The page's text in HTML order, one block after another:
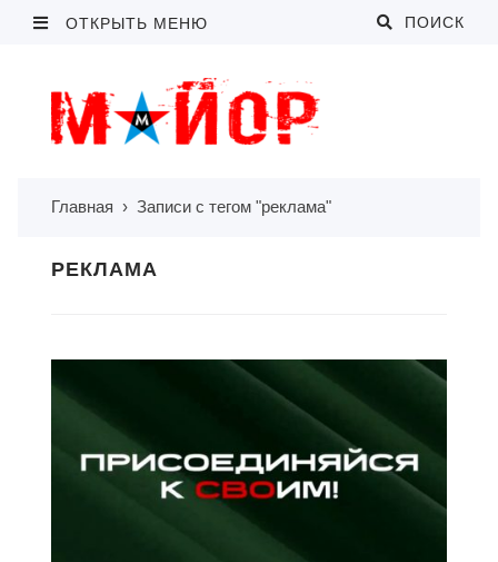
ОТКРЫТЬ МЕНЮ ПОИСК
Главная › Записи с тегом "реклама"
РЕКЛАМА